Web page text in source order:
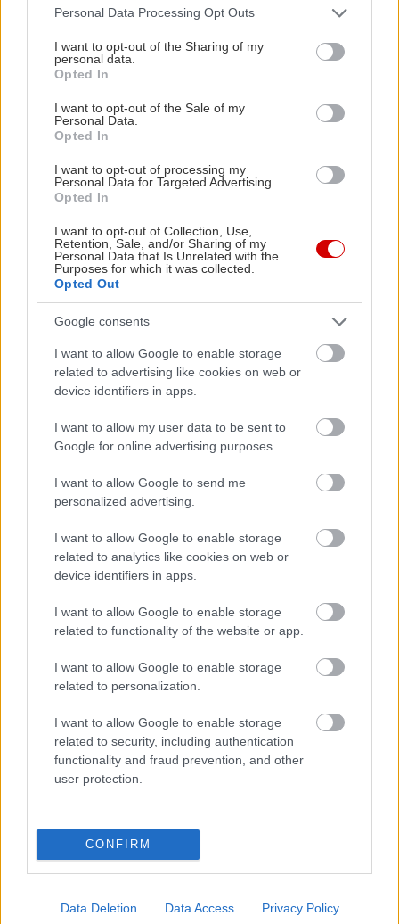
Please note that this website/app uses one or more Google
not limited to your visit or usage behaviour. You may click to
grant or deny consent to Google and its third-party tags to
use your data for below specified purposes in below Google
consent section.
Personal Data Processing Opt Outs
I want to opt-out of the Sharing of my
personal data.
Opted In
I want to opt-out of the Sale of my
Personal Data.
Opted In
I want to opt-out of processing my
Personal Data for Targeted Advertising.
Opted In
I want to opt-out of Collection, Use,
Retention, Sale, and/or Sharing of my
Personal Data that Is Unrelated with the
Purposes for which it was collected.
Opted Out
Google consents
I want to allow Google to enable storage
related to advertising like cookies on web or
device identifiers in apps.
I want to allow my user data to be sent to
Google for online advertising purposes.
I want to allow Google to send me
personalized advertising.
I want to allow Google to enable storage
related to analytics like cookies on web or
device identifiers in apps.
I want to allow Google to enable storage
related to functionality of the website or app.
I want to allow Google to enable storage
related to personalization.
I want to allow Google to enable storage
related to security, including authentication
functionality and fraud prevention, and other
user protection.
CONFIRM
Data Deletion Data Access Privacy Policy
Παίζουν οι: Φώτης Βουτσάς, Χριστίνα
Θεοδωρικάκου, Βαρβάρα Περρή
Συμμετέχει η Μυρσίνη Σιδερή
Παραγωγή: Εκπαιδευτήρια Δούκα
Υποστηρικτής: Κινηματογράφος ΔΑΝΑΟΣ